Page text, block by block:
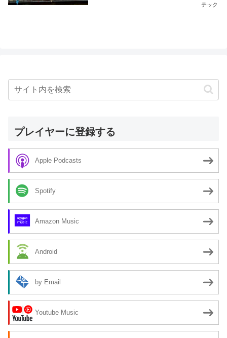
テック
プレイヤーに登録する
Apple Podcasts
Spotify
Amazon Music
Android
by Email
Youtube Music